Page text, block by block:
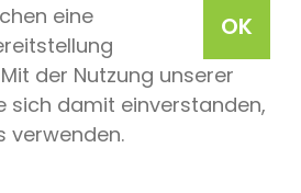
OK
eine
der Nutzung unserer
sich damit einverstanden,
verwenden.
ein Produkt der Parkteam AG